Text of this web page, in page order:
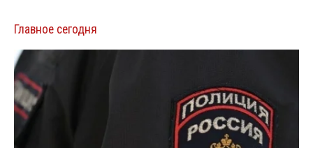
Главное сегодня